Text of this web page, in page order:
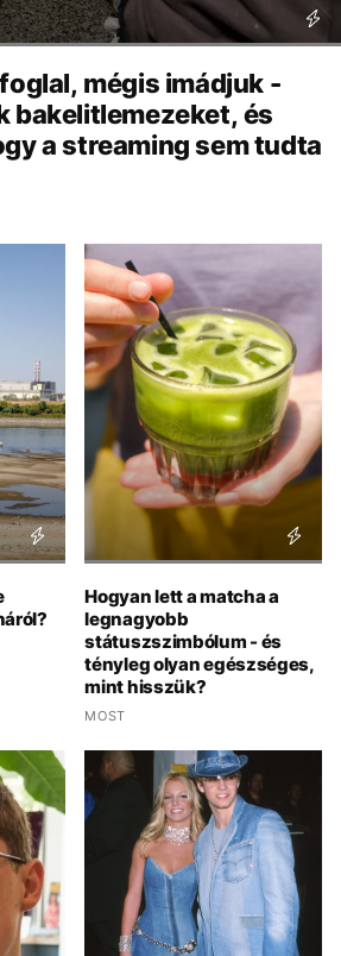
mégis imádjuk -
bakelitlemezeket, és
a streaming sem tudta
Hogyan lett a matcha a
legnagyobb
státuszszimbólum - és
tényleg olyan egészséges,
mint hisszük?
MOST